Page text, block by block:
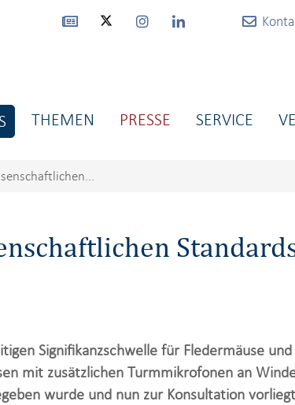
THEMEN PRESSE SERVICE
Signifikanzschwelle für Fledermäuse
mit zusätzlichen Turmmikrofonen an
wurde und nun zur Konsultation